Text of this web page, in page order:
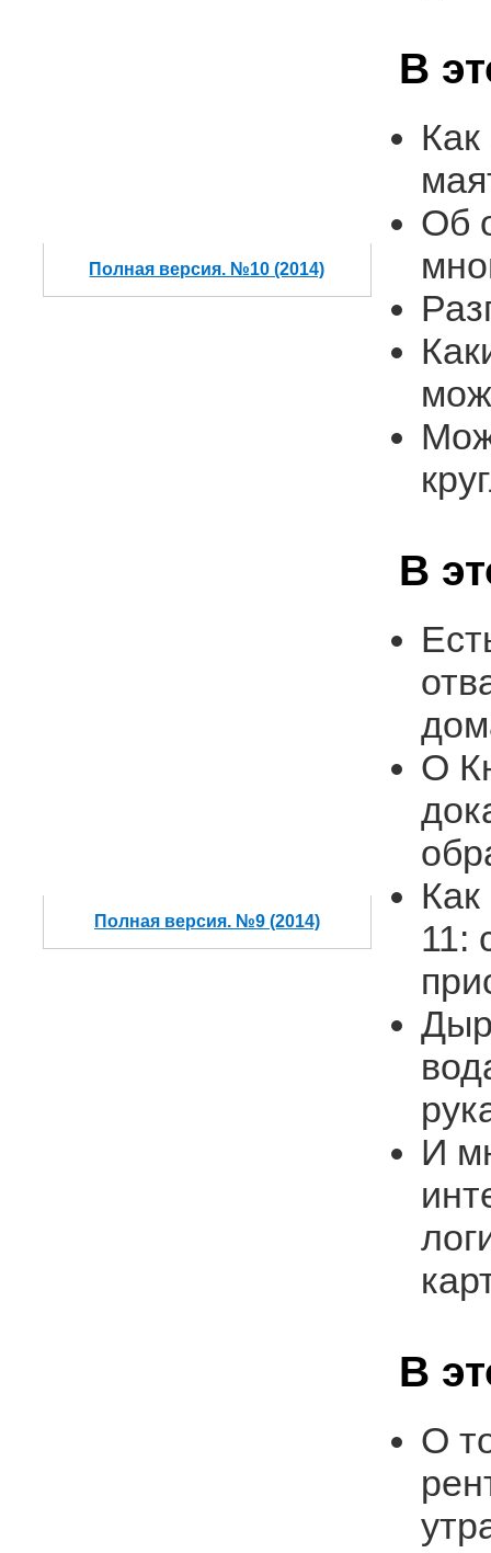
Полная версия. №10 (2014)
В
Об
Полная версия. №9 (2014)
В
О
11:
И
В
О